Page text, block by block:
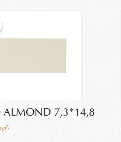
ALMOND 7,3*14,8